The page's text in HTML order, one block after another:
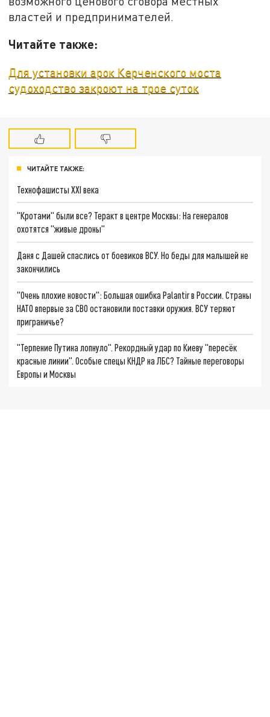
властей и предпринимателей.
Читайте также:
Для установки арок Керченского моста
судоходство закроют на трое суток
ЧИТАЙТЕ ТАКЖЕ:
Технофашисты XXI века
"Кротами" были все? Теракт в центре Москвы: На генералов
охотятся "живые дроны"
Даня с Дашей спаслись от боевиков ВСУ. Но беды для малышей не
закончились
"Очень плохие новости": Большая ошибка Palantir в России. Страны
НАТО впервые за СВО остановили поставки оружия. ВСУ теряют
приграничье?
"Терпение Путина лопнуло". Рекордный удар по Киеву "пересёк
красные линии". Особые спецы КНДР на ЛБС? Тайные переговоры
Европы и Москвы